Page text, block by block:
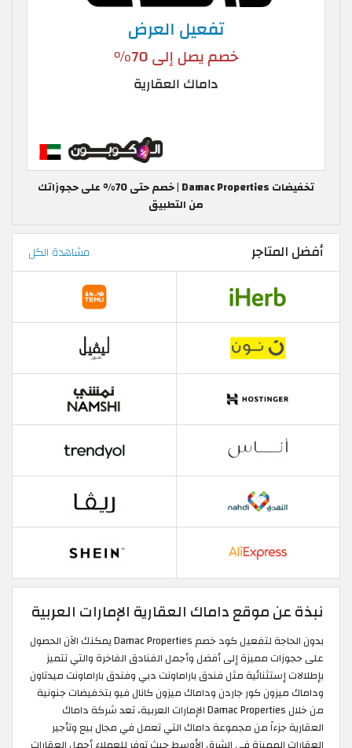
تخفيضات Damac Properties | خصم حتى 70% على حجوزاتك
من التطبيق
أفضل المتاجر مشاهدة الكل
نبذة عن موقع داماك العقارية الإمارات العربية
بدون الحاجة لتفعيل كود خصم Damac Properties يمكنك الآن الحصول
على حجوزات مميزة إلى أفضل وأجمل الفنادق الفاخرة والتي تتميز
بإطلالات إستثنائية مثل فندق باراماونت دبي وفندق باراماونت ميدتاون
وداماك ميزون كور جاردن وداماك ميزون كانال فيو بتخفيضات جنونية
من خلال Damac Properties الإمارات العربية، تعد شركة داماك
العقارية جزءاً من مجموعة داماك التي تعمل في مجال بيع وتأجير